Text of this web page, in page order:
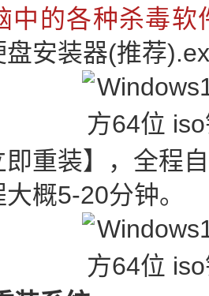
中的各种杀毒软
安装器(推荐
装】，全程自
概5-20分钟。